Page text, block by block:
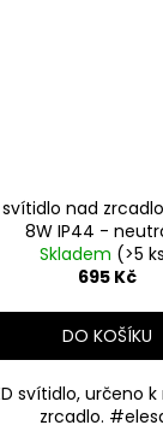
nad zrcadlo
8W IP44 -
Skladem (>5
695 Kč
DO KOŠÍKU
svítidlo, určeno
zrcadlo.